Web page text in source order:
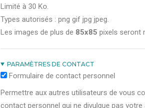
Limité à 30 Ko.
Types autorisés : png gif jpg jpeg.
Les images de plus de 85x85 pixels seront
PARAMÈTRES DE CONTACT
Formulaire de contact personnel
Permettre aux autres utilisateurs de vous
contact personnel qui ne divulgue pas